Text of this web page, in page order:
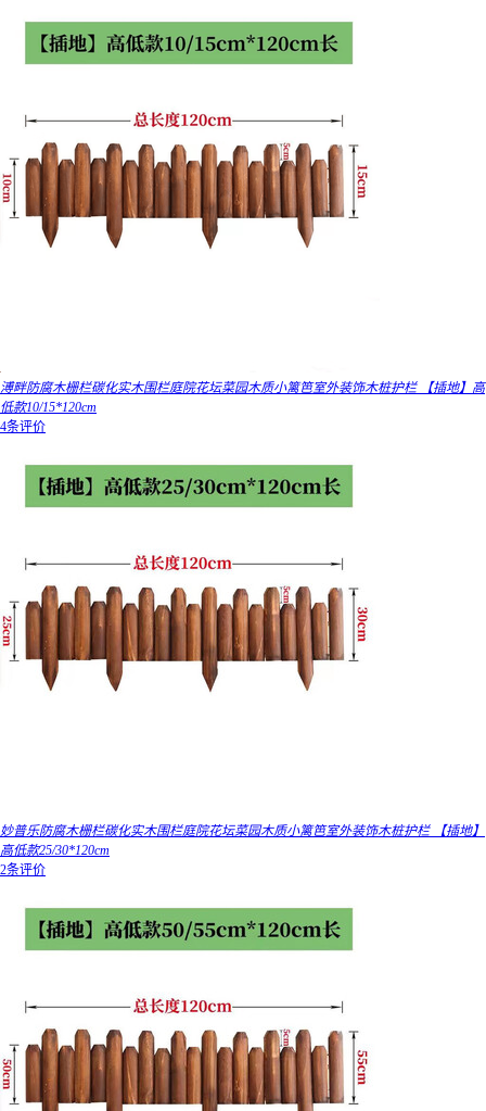
溥畔防腐木栅栏碳化实木围栏庭院花坛菜园木质小篱笆室外装饰木桩护栏 【插地】高
低款10/15*120cm
4条评价
妙普乐防腐木栅栏碳化实木围栏庭院花坛菜园木质小篱笆室外装饰木桩护栏 【插地】
高低款25/30*120cm
2条评价